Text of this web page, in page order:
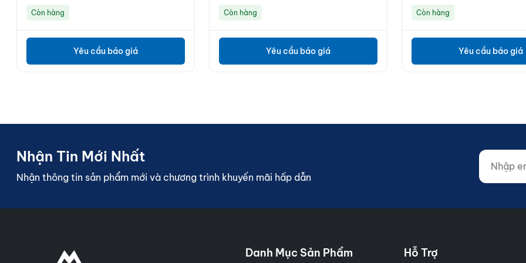
Còn hàng
Yêu cầu báo giá
Còn hàng
Yêu cầu báo giá
Còn hàng
Yêu cầu báo giá
Nhận Tin Mới Nhất
Nhận thông tin sản phẩm mới và chương trình khuyến mãi hấp dẫn
Nhập
Website
Danh Mục Sản Phẩm Hỗ Trợ